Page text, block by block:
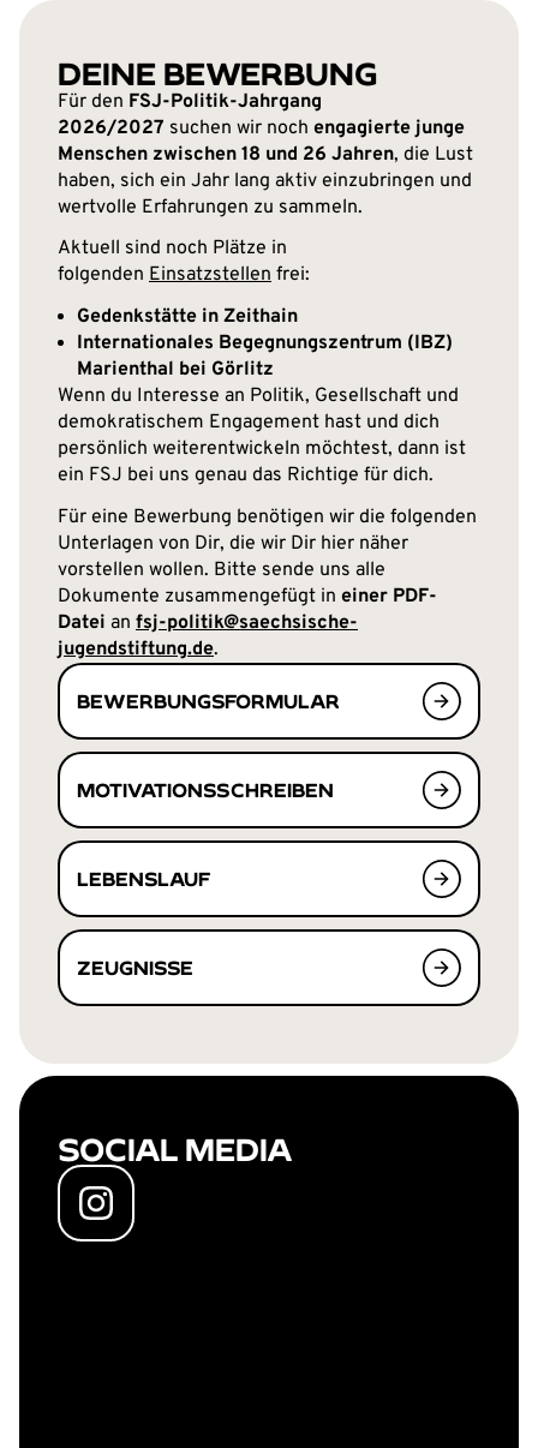
DEINE BEWERBUNG
Für den FSJ-Politik-Jahrgang
2026/2027 suchen wir noch engagierte junge
Menschen zwischen 18 und 26 Jahren, die Lust
haben, sich ein Jahr lang aktiv einzubringen und
wertvolle Erfahrungen zu sammeln.
Aktuell sind noch Plätze in
folgenden Einsatzstellen frei:
Gedenkstätte in Zeithain
Internationales Begegnungszentrum (IBZ)
Marienthal bei Görlitz
Wenn du Interesse an Politik, Gesellschaft und
demokratischem Engagement hast und dich
persönlich weiterentwickeln möchtest, dann ist
ein FSJ bei uns genau das Richtige für dich.
Für eine Bewerbung benötigen wir die folgenden
Unterlagen von Dir, die wir Dir hier näher
vorstellen wollen. Bitte sende uns alle
Dokumente zusammengefügt in einer PDF-
Datei an fsj-politik@saechsische-
jugendstiftung.de.
BEWERBUNGSFORMULAR
MOTIVATIONSSCHREIBEN
LEBENSLAUF
ZEUGNISSE
SOCIAL MEDIA